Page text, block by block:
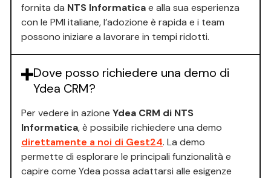
fornita da NTS Informaticae alla sua esperienza
con le PMI italiane, l’adozione è rapida e i team
possono iniziare a lavorare in tempi ridotti.
Dove posso richiedere una demo di
Ydea CRM?
Per vedere in azioneYdea CRM di NTS
Informatica, è possibile richiedere una demo
direttamente a noi di Gest24. La demo
permette di esplorare le principali funzionalità e
capire come Ydea possa adattarsi alle esigenze